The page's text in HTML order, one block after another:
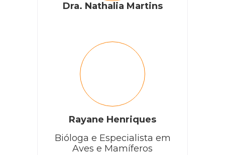
Dra. Nathalia Martins
Rayane Henriques
Bióloga e Especialista em
Aves e Mamíferos